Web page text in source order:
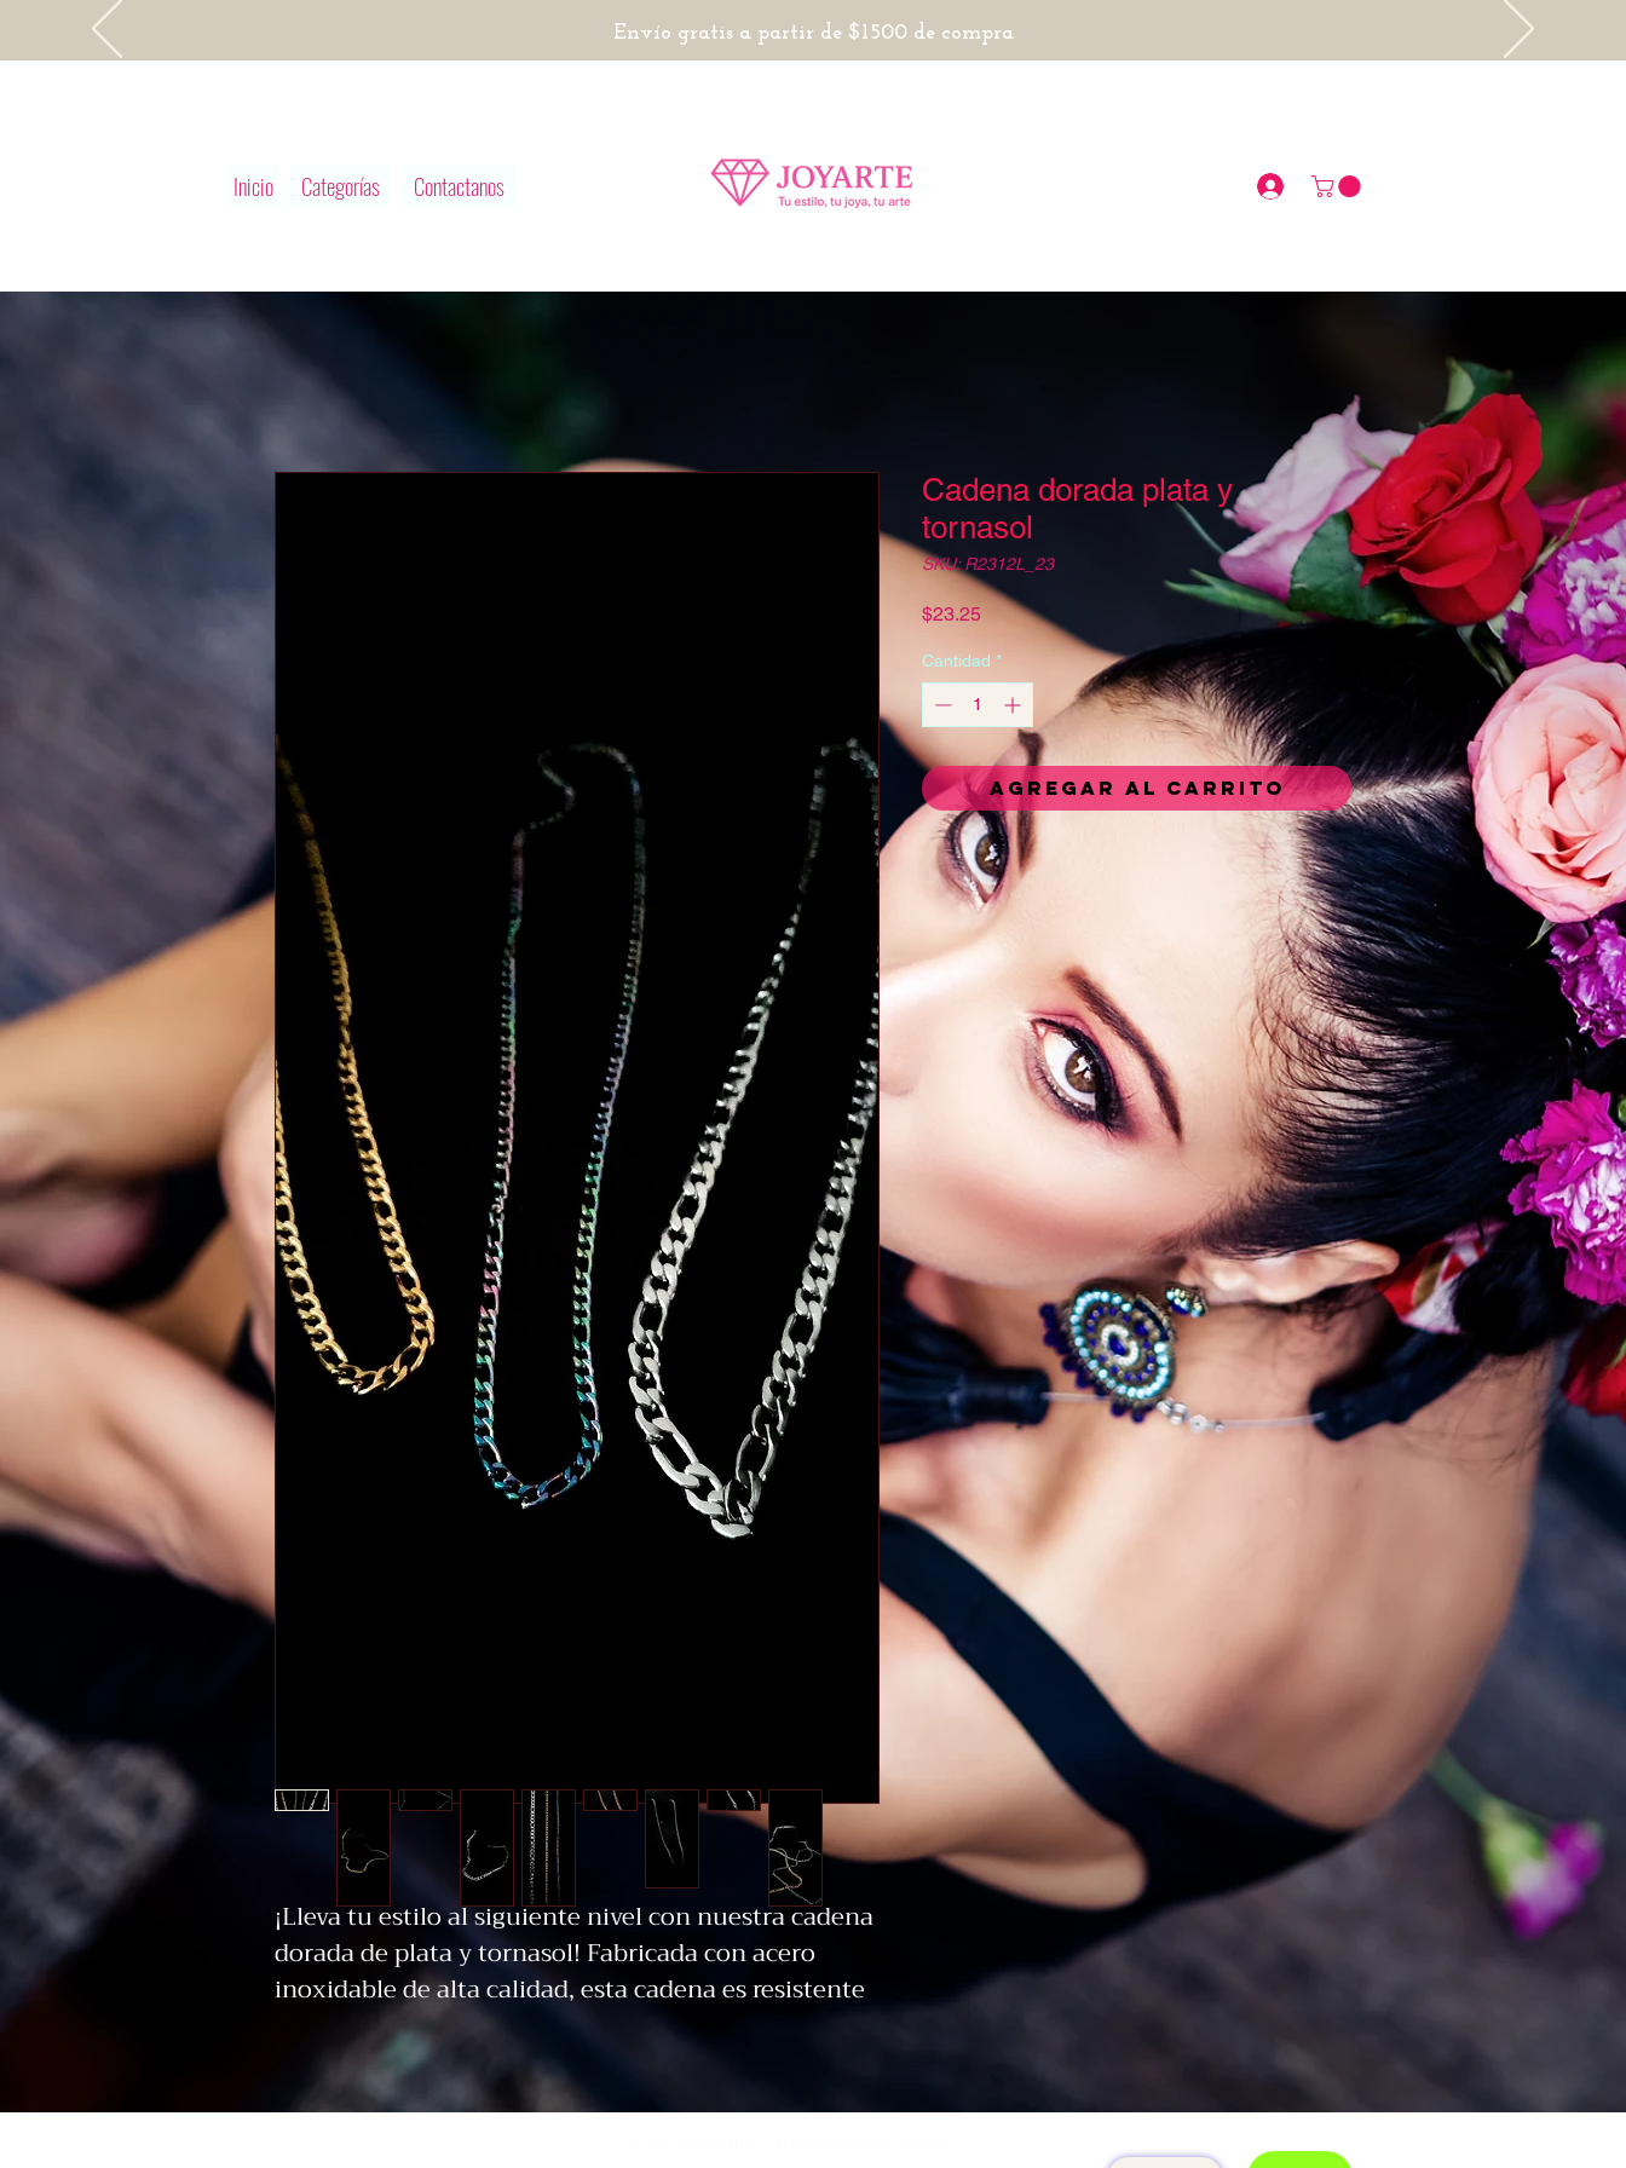
Envío gratis a partir de $1500 de compra
Inicio Categorías Contactanos .
¡Lleva tu estilo al siguiente nivel con nuestra cadena
dorada de plata y tornasol! Fabricada con acero
inoxidable de alta calidad, esta cadena es resistente
a la oxidación y al desgaste, garantizando que se
mantenga hermosa por mucho tiempo. El diseño de
doble tono le da un aspecto único y llamativo,
Cadena dorada plata y
tornasol
SKU: R2312L_23
$23.25Precio
Cantidad *
Agregar al carrito